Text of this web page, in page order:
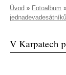
Úvod » Fotoalbum
jednadevadesátníků
V Karpatech